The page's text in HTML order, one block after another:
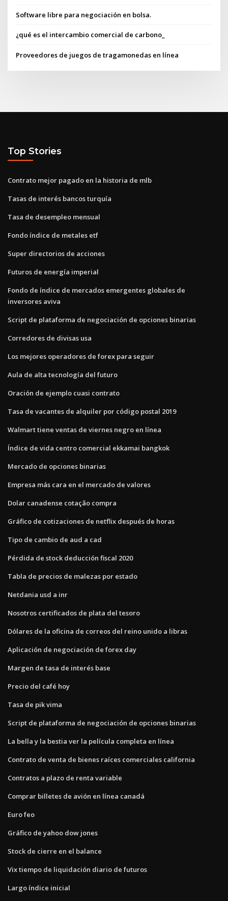
Software libre para negociación en bolsa.
¿qué es el intercambio comercial de carbono_
Proveedores de juegos de tragamonedas en línea
Top Stories
Contrato mejor pagado en la historia de mlb
Tasas de interés bancos turquía
Tasa de desempleo mensual
Fondo índice de metales etf
Super directorios de acciones
Futuros de energía imperial
Fondo de índice de mercados emergentes globales de
inversores aviva
Script de plataforma de negociación de opciones binarias
Corredores de divisas usa
Los mejores operadores de forex para seguir
Aula de alta tecnología del futuro
Oración de ejemplo cuasi contrato
Tasa de vacantes de alquiler por código postal 2019
Walmart tiene ventas de viernes negro en línea
Índice de vida centro comercial ekkamai bangkok
Mercado de opciones binarias
Empresa más cara en el mercado de valores
Dolar canadense cotação compra
Gráfico de cotizaciones de netflix después de horas
Tipo de cambio de aud a cad
Pérdida de stock deducción fiscal 2020
Tabla de precios de malezas por estado
Netdania usd a inr
Nosotros certificados de plata del tesoro
Dólares de la oficina de correos del reino unido a libras
Aplicación de negociación de forex day
Margen de tasa de interés base
Precio del café hoy
Tasa de pik vima
Script de plataforma de negociación de opciones binarias
La bella y la bestia ver la película completa en línea
Contrato de venta de bienes raíces comerciales california
Contratos a plazo de renta variable
Comprar billetes de avión en línea canadá
Euro feo
Gráfico de yahoo dow jones
Stock de cierre en el balance
Vix tiempo de liquidación diario de futuros
Largo índice inicial